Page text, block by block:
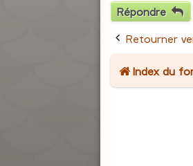
Répondre
Retourner
Index du